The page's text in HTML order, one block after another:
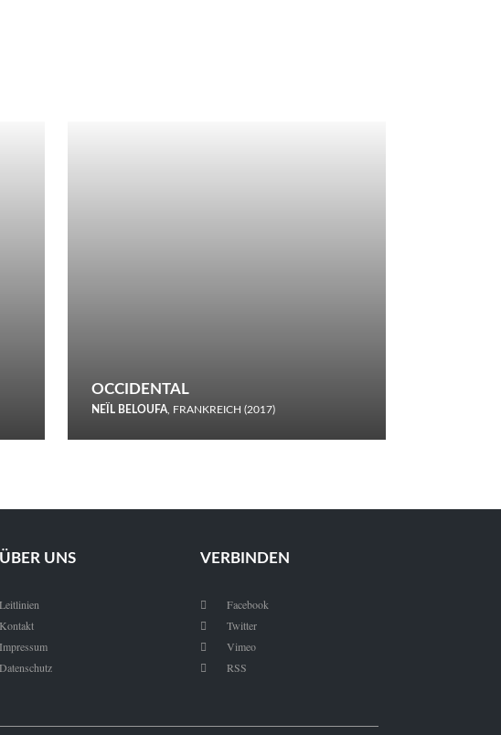
OCCIDENTAL
NEÏL BELOUFA, FRANKREICH (2017)
ÜBER UNS
Leitlinien
Kontakt
Impressum
Datenschutz
VERBINDEN
 Facebook
 Twitter
 Vimeo
 RSS